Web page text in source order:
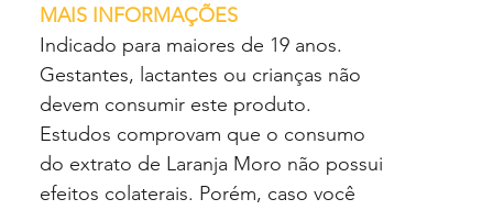
MAIS INFORMAÇÕES
Indicado para maiores de 19 anos.
Gestantes, lactantes ou crianças não
devem consumir este produto.
Estudos comprovam que o consumo
do extrato de Laranja Moro não possui
efeitos colaterais. Porém, caso você